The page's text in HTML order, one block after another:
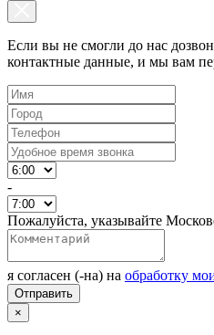
Если вы не смогли до нас
контактные данные, и мы вам
-
Пожалуйста, указывайте
я согласен (-на) на обработку
×